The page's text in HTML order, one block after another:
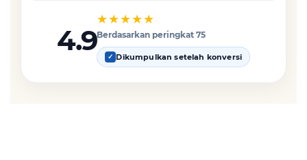
4.9
★★★★★
Berdasarkan peringkat 75
✓ Dikumpulkan setelah konversi